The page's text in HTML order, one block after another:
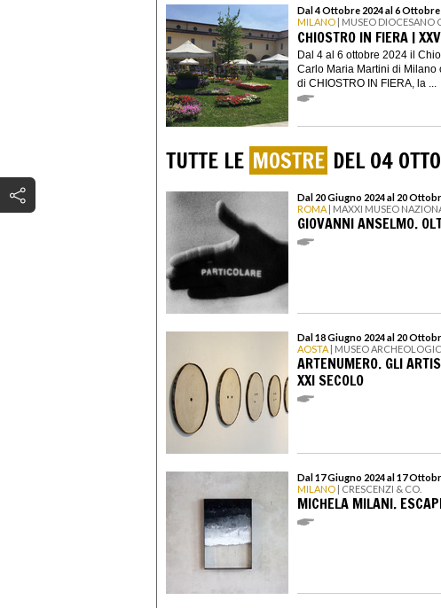
Dal 4 Ottobre 2024 al 6 Ottobre
MILANO | MUSEO DIOCESANO
CHIOSTRO IN FIERA |
Dal 4 al 6 ottobre 2024 il
Carlo Maria Martini di Milano
di CHIOSTRO IN FIERA, la ...
TUTTE LE MOSTRE DEL 04
Dal 20 Giugno 2024 al 20
ROMA | MAXXI MUSEO
GIOVANNI ANSELMO.
Dal 18 Giugno 2024 al 20
AOSTA | MUSEO
ARTENUMERO. GLI
XXI SECOLO
Dal 17 Giugno 2024 al 17
MILANO | CRESCENZI & CO.
MICHELA MILANI.